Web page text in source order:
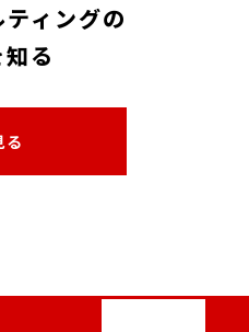
ィングの
る
る